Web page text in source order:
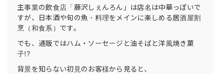
主事業の飲食店「藤沢しぇんろん」は店名は中華っぽいで
すが、日本酒や旬の魚・料理をメインに楽しめる居酒屋割
烹（和食系）です。
でも、通販ではハム・ソーセージと油そばと洋風焼き菓
子!?
背景を知らない初見のお客様から見ると、